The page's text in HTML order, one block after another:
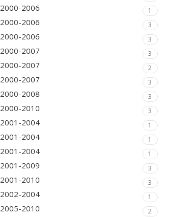
2000-2006 1
2000-2006 3
2000-2006 3
2000-2007 3
2000-2007 2
2000-2007 3
2000-2008 3
2000-2010 3
2001-2004 1
2001-2004 1
2001-2004 1
2001-2009 3
2001-2010 3
2002-2004 1
2005-2010 2